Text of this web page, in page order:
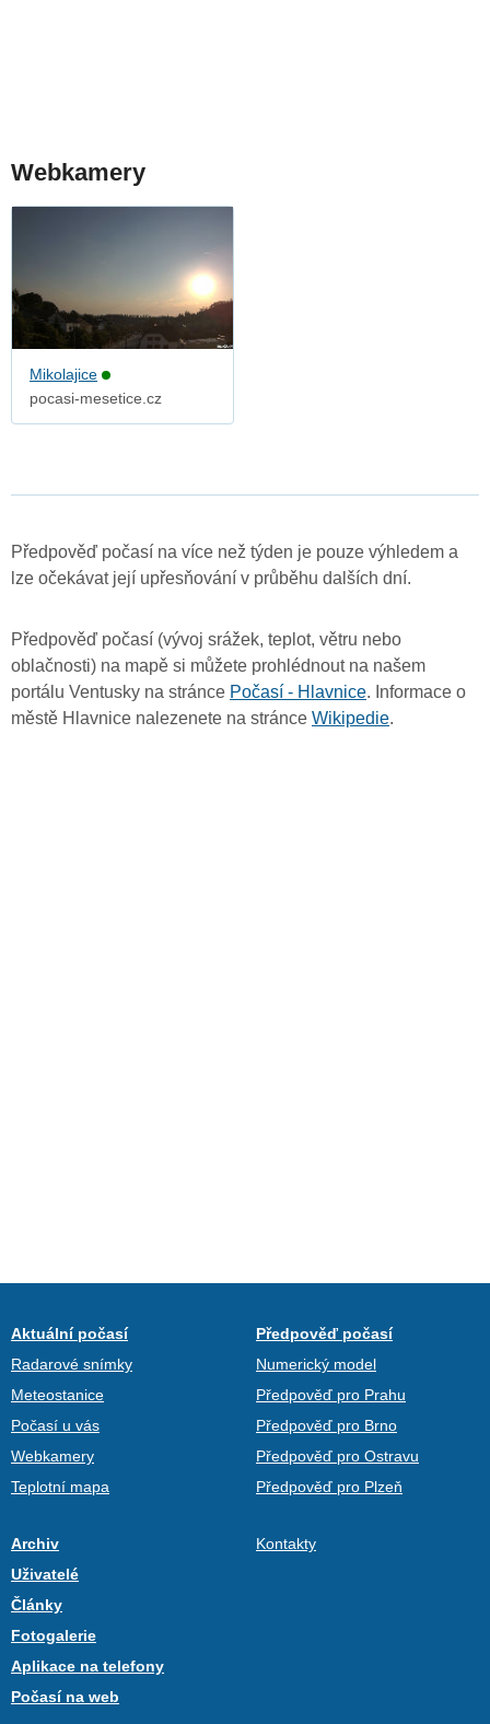
Webkamery
Mikolajice
pocasi-mesetice.cz
Předpověď počasí na více než týden je pouze výhledem a
lze očekávat její upřesňování v průběhu dalších dní.
Předpověď počasí (vývoj srážek, teplot, větru nebo
oblačnosti) na mapě si můžete prohlédnout na našem
portálu Ventusky na stránce Počasí - Hlavnice. Informace o
městě Hlavnice nalezenete na stránce Wikipedie.
Aktuální počasí
Radarové snímky
Meteostanice
Počasí u vás
Webkamery
Teplotní mapa
Předpověď počasí
Numerický model
Předpověď pro Prahu
Předpověď pro Brno
Předpověď pro Ostravu
Předpověď pro Plzeň
Archiv
Uživatelé
Články
Fotogalerie
Aplikace na telefony
Počasí na web
Kontakty